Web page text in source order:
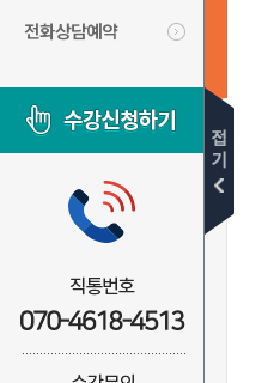
전화상담예약
수강신청
수강신청절차
무료학습설계
수강신청